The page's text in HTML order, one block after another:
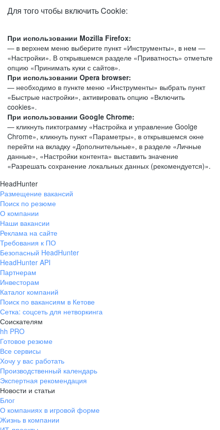
Для того чтобы включить Cookie:
При использовании Mozilla Firefox:
— в верхнем меню выберите пункт «Инструменты», в нем —
«Настройки». В открывшемся разделе «Приватность» отметьте
опцию «Принимать куки с сайтов».
При использовании Opera browser:
— необходимо в пункте меню «Инструменты» выбрать пункт
«Быстрые настройки», активировать опцию «Включить
cookies».
При использовании Google Chrome:
— кликнуть пиктограмму «Настройка и управление Goolge
Chrome», кликнуть пункт «Параметры», в открывшемся окне
перейти на вкладку «Дополнительные», в разделе «Личные
данные», «Настройки контента» выставить значение
«Разрешать сохранение локальных данных (рекомендуется)».
HeadHunter
Размещение вакансий
Поиск по резюме
О компании
Наши вакансии
Реклама на сайте
Требования к ПО
Безопасный HeadHunter
HeadHunter API
Партнерам
Инвесторам
Каталог компаний
Поиск по вакансиям в Кетове
Сетка: соцсеть для нетворкинга
Соискателям
hh PRO
Готовое резюме
Все сервисы
Хочу у вас работать
Производственный календарь
Экспертная рекомендация
Новости и статьи
Блог
О компаниях в игровой форме
Жизнь в компании